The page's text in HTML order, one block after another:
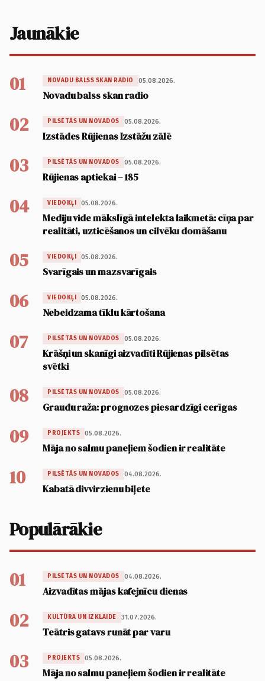
Jaunākie
01 NOVADU BALSS SKAN RADIO 05.08.2026.
Novadu balss skan radio
02 PILSĒTĀS UN NOVADOS 05.08.2026.
Izstādes Rūjienas Izstāžu zālē
03 PILSĒTĀS UN NOVADOS 05.08.2026.
Rūjienas aptiekai – 185
04 VIEDOKĻI 05.08.2026.
Mediju vide mākslīgā intelekta laikmetā: cīņa par
realitāti, uzticēšanos un cilvēku domāšanu
05 VIEDOKĻI 05.08.2026.
Svarīgais un mazsvarīgais
06 VIEDOKĻI 05.08.2026.
Nebeidzama tīklu kārtošana
07 PILSĒTĀS UN NOVADOS 05.08.2026.
Krāšņi un skanīgi aizvadīti Rūjienas pilsētas
svētki
08 PILSĒTĀS UN NOVADOS 05.08.2026.
Graudu raža: prognozes piesardzīgi cerīgas
09 PROJEKTS 05.08.2026.
Māja no salmu paneļiem šodien ir realitāte
10 PILSĒTĀS UN NOVADOS 04.08.2026.
Kabatā divvirzienu biļete
Populārākie
01 PILSĒTĀS UN NOVADOS 04.08.2026.
Aizvadītas mājas kafejnīcu dienas
02 KULTŪRA UN IZKLAIDE 31.07.2026.
Teātris gatavs runāt par varu
03 PROJEKTS 05.08.2026.
Māja no salmu paneļiem šodien ir realitāte